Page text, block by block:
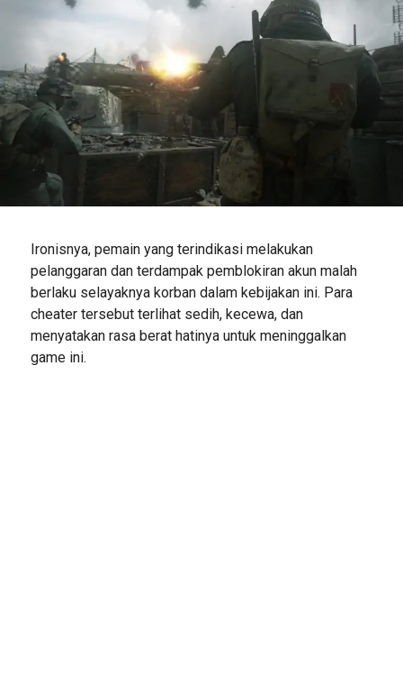
Ironisnya, pemain yang terindikasi melakukan
pelanggaran dan terdampak pemblokiran akun malah
berlaku selayaknya korban dalam kebijakan ini. Para
cheater tersebut terlihat sedih, kecewa, dan
menyatakan rasa berat hatinya untuk meninggalkan
game ini.